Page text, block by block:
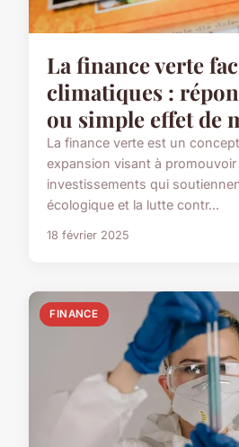
La finance verte
climatiques :
ou simple effet de
La finance verte est un
expansion visant à promouvoir
investissements qui
écologique et la lutte contr...
18 février 2025
FINANCE